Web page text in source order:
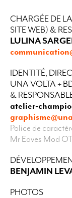
CHARGÉE DE
SITE WEB) &
LULINA
IDENTITÉ,
UNA VOLTA +
&
atelier-
Police de
Mr Eaves Mod
BENJAMIN
PHOTOS